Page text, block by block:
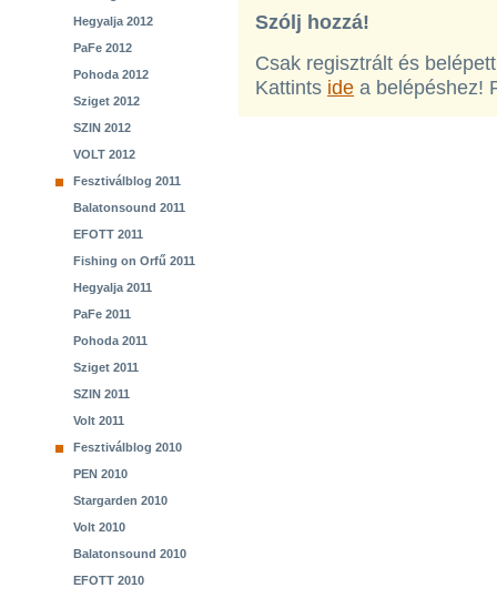
Hegyalja 2012
PaFe 2012
Pohoda 2012
Sziget 2012
SZIN 2012
VOLT 2012
Fesztiválblog 2011
Balatonsound 2011
EFOTT 2011
Fishing on Orfű 2011
Hegyalja 2011
PaFe 2011
Pohoda 2011
Sziget 2011
SZIN 2011
Volt 2011
Fesztiválblog 2010
PEN 2010
Stargarden 2010
Volt 2010
Balatonsound 2010
EFOTT 2010
Szólj hozzá!
Csak regisztrált és
Kattints ide a belépéshez!